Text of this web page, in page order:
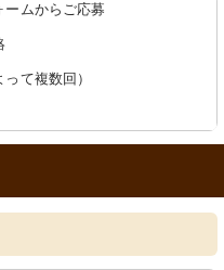
ームからご応募
て複数回）